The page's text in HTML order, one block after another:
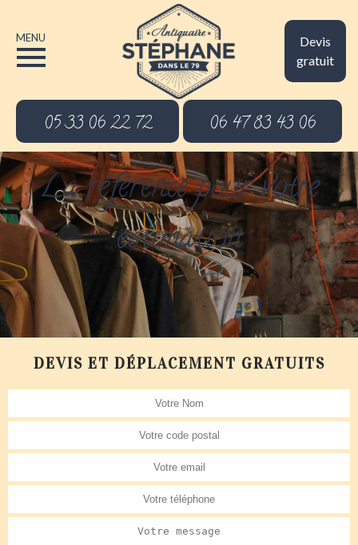
Devis
gratuit
MENU
05 33 06 22 72 06 47 83 43 06
La référence pour votre
estimation
DEVIS ET DÉPLACEMENT GRATUITS